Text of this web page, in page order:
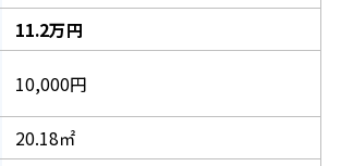
11.2万円
10,000円
20.18㎡